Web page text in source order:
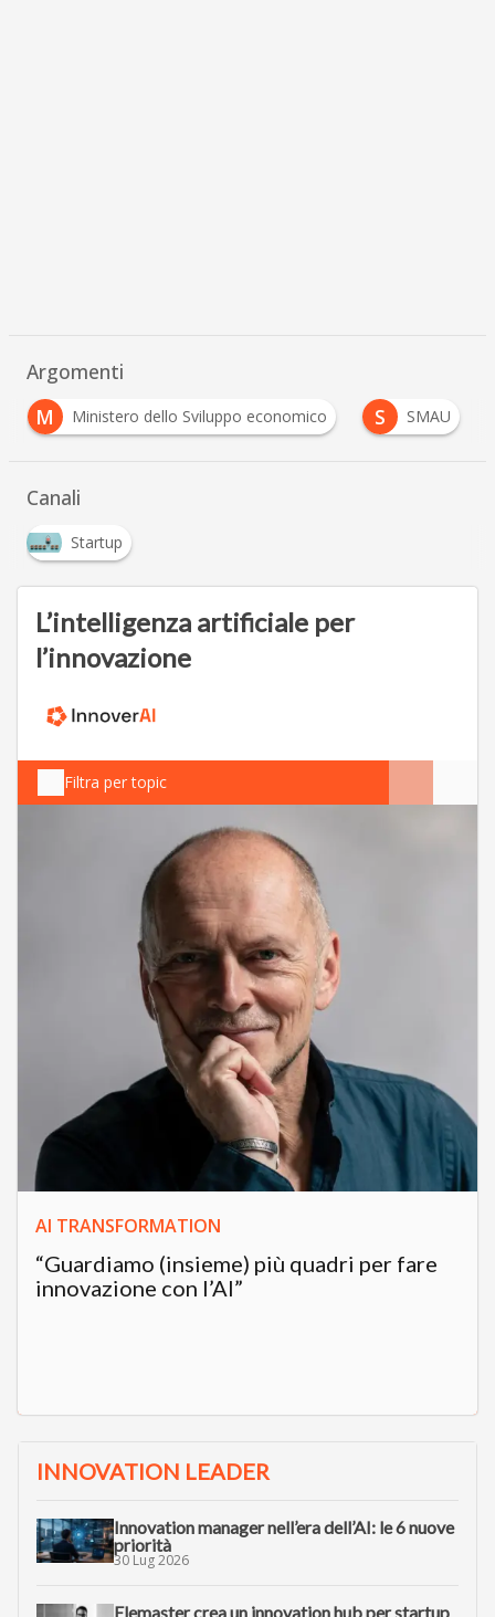
Argomenti
M
Ministero dello Sviluppo economico S SMAU
Canali
Startup
L’intelligenza artificiale per
l’innovazione
Filtra per topic
AI TRANSFORMATION
“Guardiamo (insieme) più quadri per fare
innovazione con l’AI”
INNOVATION LEADER
Innovation manager nell’era dell’AI: le 6 nuove
priorità
30 Lug 2026
Elemaster crea un innovation hub per startup